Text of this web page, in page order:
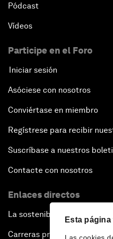
Esta
Pódcast
Vídeos
Participe en el Foro
Iniciar sesión
Asóciese con nosotros
Conviértase en miembro
Regístrese para recibir
Suscríbase a nuestros
Contacte con nosotros
Enlaces directos
La sostenibilidad en el Foro
Carreras profesionales